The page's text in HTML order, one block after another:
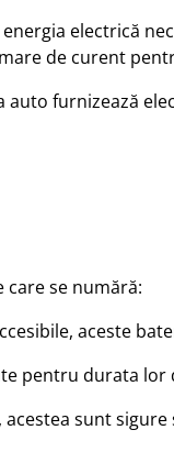
electrică
de curent
auto furnizează
se numără:
aceste
pentru durata
sunt